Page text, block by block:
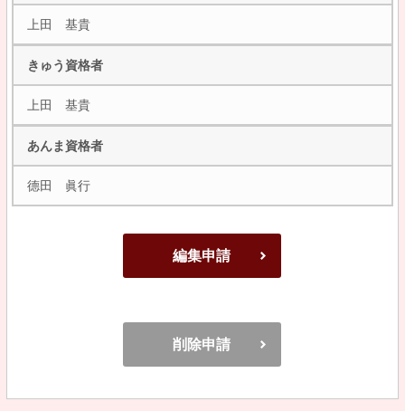
上田 基貴
きゅう資格者
上田 基貴
あんま資格者
德田 眞行
編集申請
削除申請